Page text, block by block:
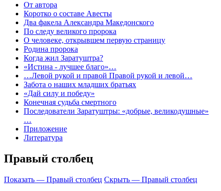
От автора
Коротко о составе Авесты
Два факела Александра Македонского
По следу великого пророка
О человеке, открывшем первую страницу
Родина пророка
Когда жил Заратуштра?
«Истина - лучшее благо»…
…Левой рукой и правой Правой рукой и левой…
Забота о наших младших братьях
«Дай силу и победу»
Конечная судьба смертного
Последователи Заратуштры: «добрые, великодушные»
…
Приложение
Литература
Правый столбец
Показать — Правый столбец Скрыть — Правый столбец